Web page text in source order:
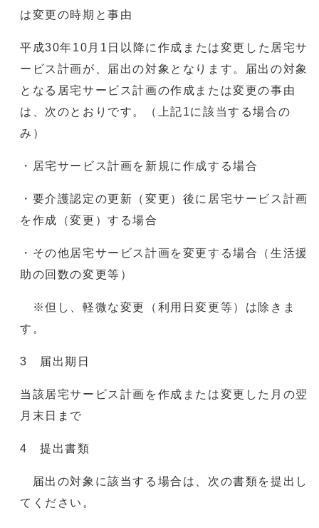
は変更の時期と事由
平成30年10月1日以降に作成または変更した居宅サ
ービス計画が、届出の対象となります。届出の対象
となる居宅サービス計画の作成または変更の事由
は、次のとおりです。（上記1に該当する場合の
み）
・居宅サービス計画を新規に作成する場合
・要介護認定の更新（変更）後に居宅サービス計画
を作成（変更）する場合
・その他居宅サービス計画を変更する場合（生活援
助の回数の変更等）
※但し、軽微な変更（利用日変更等）は除きま
す。
3 届出期日
当該居宅サービス計画を作成または変更した月の翌
月末日まで
4 提出書類
届出の対象に該当する場合は、次の書類を提出し
てください。